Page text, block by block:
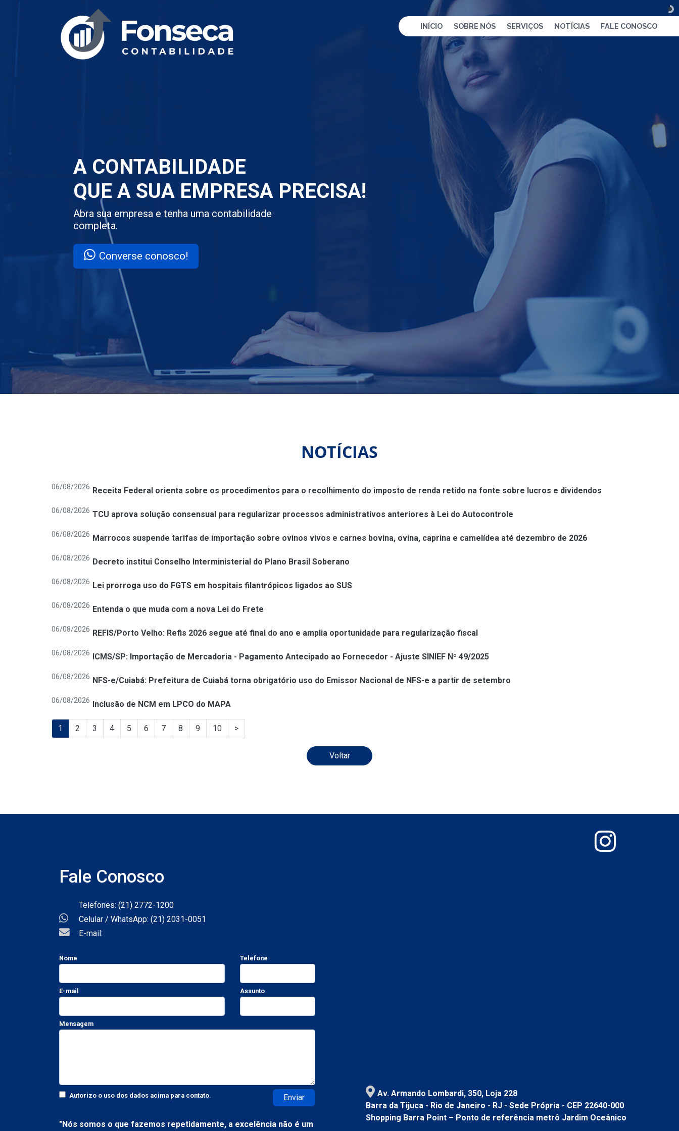
INÍCIO SOBRE NÓS SERVIÇOS NOTÍCIAS FALE CONOSCO
A CONTABILIDADE
QUE A SUA EMPRESA PRECISA!
Abra sua empresa e tenha uma contabilidade
completa.
Converse conosco!
NOTÍCIAS
06/08/2026 Receita Federal orienta sobre os procedimentos para o recolhimento do imposto de renda retido na fonte sobre lucros e dividendos
06/08/2026 TCU aprova solução consensual para regularizar processos administrativos anteriores à Lei do Autocontrole
06/08/2026 Marrocos suspende tarifas de importação sobre ovinos vivos e carnes bovina, ovina, caprina e camelídea até dezembro de 2026
06/08/2026 Decreto institui Conselho Interministerial do Plano Brasil Soberano
06/08/2026 Lei prorroga uso do FGTS em hospitais filantrópicos ligados ao SUS
06/08/2026 Entenda o que muda com a nova Lei do Frete
06/08/2026 REFIS/Porto Velho: Refis 2026 segue até final do ano e amplia oportunidade para regularização fiscal
06/08/2026 ICMS/SP: Importação de Mercadoria - Pagamento Antecipado ao Fornecedor - Ajuste SINIEF Nº 49/2025
06/08/2026 NFS-e/Cuiabá: Prefeitura de Cuiabá torna obrigatório uso do Emissor Nacional de NFS-e a partir de setembro
06/08/2026 Inclusão de NCM em LPCO do MAPA
1 2 3 4 5 6 7 8 9 10 >
Voltar
Fale Conosco
Telefones: (21) 2772-1200
Celular / WhatsApp: (21) 2031-0051
E-mail:
Nome Telefone
E-mail Assunto
Mensagem
Autorizo o uso dos dados acima para contato. Enviar
"Nós somos o que fazemos repetidamente, a excelência não é um
Av. Armando Lombardi, 350, Loja 228
Barra da Tijuca - Rio de Janeiro - RJ - Sede Própria - CEP 22640-000
Shopping Barra Point – Ponto de referência metrô Jardim Oceânico